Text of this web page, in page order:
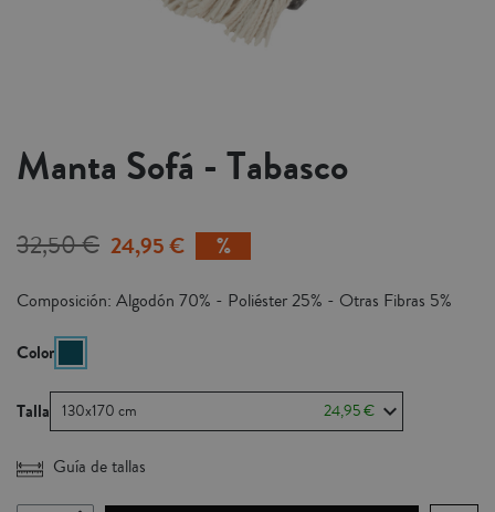
Manta Sofá - Tabasco
32,50 € 24,95 €
Composición: Algodón 70% - Poliéster 25% - Otras Fibras 5%
Color
Talla 130x170 cm 24,95 €
Guía de tallas